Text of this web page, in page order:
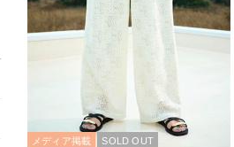
メディア掲載 SOLD OUT